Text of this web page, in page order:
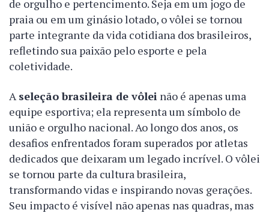
de orgulho e pertencimento. Seja em um jogo de
praia ou em um ginásio lotado, o vôlei se tornou
parte integrante da vida cotidiana dos brasileiros,
refletindo sua paixão pelo esporte e pela
coletividade.
Aseleção brasileira de vôlei não é apenas uma
equipe esportiva; ela representa um símbolo de
união e orgulho nacional. Ao longo dos anos, os
desafios enfrentados foram superados por atletas
dedicados que deixaram um legado incrível. O vôlei
se tornou parte da cultura brasileira,
transformando vidas e inspirando novas gerações.
Seu impacto é visível não apenas nas quadras, mas